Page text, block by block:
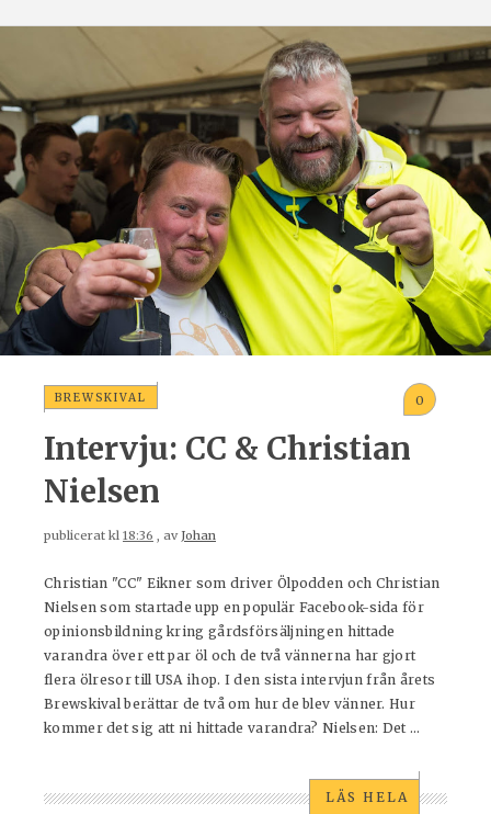
BREWSKIVAL 0
Intervju: CC & Christian
Nielsen
publicerat kl 18:36 , avJohan
Christian "CC" Eikner som driver Ölpodden och Christian
Nielsen som startade upp en populär Facebook-sida för
opinionsbildning kring gårdsförsäljningen hittade
varandra över ett par öl och de två vännerna har gjort
flera ölresor till USA ihop. I den sista intervjun från årets
Brewskival berättar de två om hur de blev vänner. Hur
kommer det sig att ni hittade varandra? Nielsen: Det ...
LÄS HELA